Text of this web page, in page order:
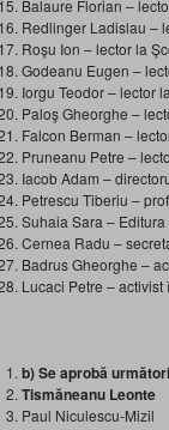
Balaure Florian –
Redlinger Ladislau –
Roşu Ion – lector la
Godeanu Eugen –
Iorgu Teodor – lector
Paloş Gheorghe –
Falcon Berman –
Pruneanu Petre –
Iacob Adam –
Petrescu Tiberiu –
Suhaia Sara –
Cernea Radu –
Badrus Gheorghe –
Lucaci Petre – activist
b) Se aprobă
Tismăneanu Leonte
Paul Niculescu-Mizil